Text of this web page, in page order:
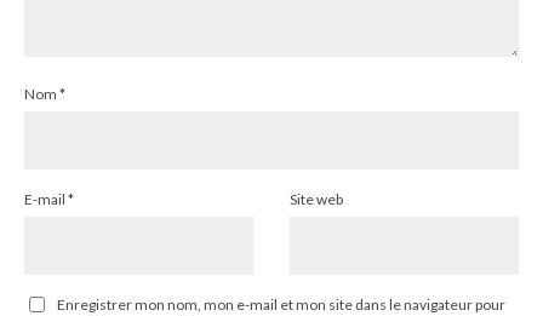
Nom *
E-mail * Site web
Enregistrer mon nom, mon e-mail et mon site dans le navigateur pour